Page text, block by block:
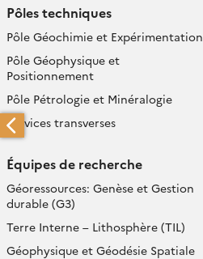
Pôles techniques
Pôle Géochimie et Expérimentation
Pôle Géophysique et
Positionnement
Pôle Pétrologie et Minéralogie
Services transverses
Équipes de recherche
Géoressources: Genèse et Gestion
durable (G3)
Terre Interne – Lithosphère (TIL)
Géophysique et Géodésie Spatiale